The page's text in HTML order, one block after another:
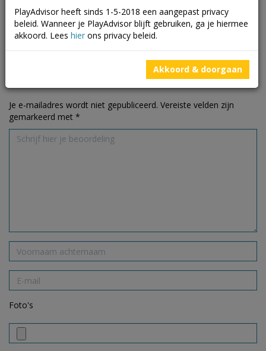
0nuttige
beoordelingen
Je e-mailadres wordt niet gepubliceerd. Vereiste velden zijn
gemarkeerd met *
Foto's
PlayAdvisor heeft sinds 1-5-2018 een aangepast privacy
beleid. Wanneer je PlayAdvisor blijft gebruiken, ga je hiermee
akkoord. Lees hier ons privacy beleid.
Akkoord & doorgaan